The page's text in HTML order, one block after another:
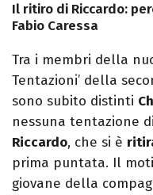
Il ritiro di Riccardo:
Fabio Caressa
Tra i membri della
Tentazioni’ della
sono subito distinti
nessuna tentazione
Riccardo, che si è
prima puntata. Il
giovane della